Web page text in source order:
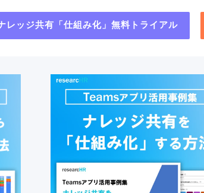
レッジ共有「仕組み化」無料トライアル